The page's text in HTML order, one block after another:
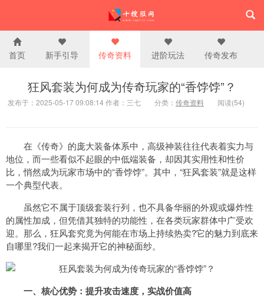
首页 新手引导 传奇资料 进阶玩法 传奇发布
狂风套装为何成为传奇玩家的“香饽饽”？
发布于：2025-05-17 09:08:14 作者：三七 分类： 传奇资料 阅读(54)
在《传奇》的庞大装备体系中，高级神装往往代表着实力与
地位，而一些看似不起眼的中低端装备，却因其实用性和性价
比，悄然成为玩家市场中的“香饽饽”。其中，“狂风套装”就是这样
一个典型代表。
虽然它不属于顶级套装行列，也不具备华丽的外观或爆炸性
的属性加成，但凭借其独特的功能性，在各类玩家群体中广受欢
迎。那么，狂风套究竟为何能在市场上持续热卖?它的魅力到底来
自哪里?我们一起来揭开它的神秘面纱。
一、核心优势：提升攻击速度，实战价值高